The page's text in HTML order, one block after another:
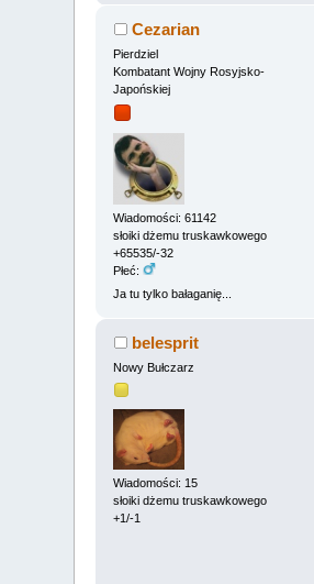
Cezarian
Pierdziel
Kombatant Wojny Rosyjsko-
Japońskiej
Wiadomości: 61142
słoiki dżemu truskawkowego
+65535/-32
Płeć:
Ja tu tylko bałaganię...
belesprit
Nowy Bułczarz
Wiadomości: 15
słoiki dżemu truskawkowego
+1/-1